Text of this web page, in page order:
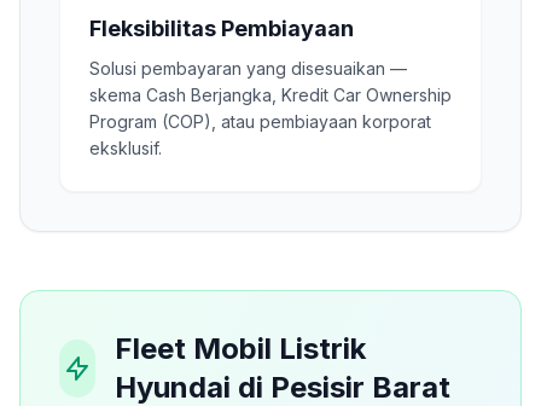
Fleksibilitas Pembiayaan
Solusi pembayaran yang disesuaikan —
skema Cash Berjangka, Kredit Car Ownership
Program (COP), atau pembiayaan korporat
eksklusif.
Fleet Mobil Listrik
Hyundai di Pesisir Barat